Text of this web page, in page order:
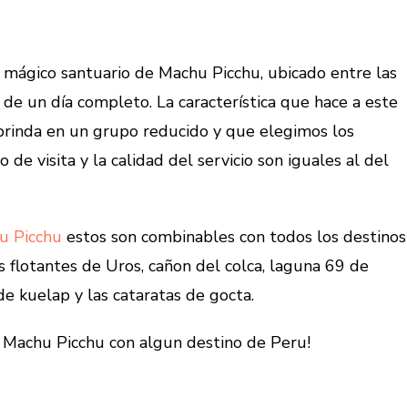
santuario de Machu Picchu, ubicado entre las
un día completo. La característica que hace a este
en un grupo reducido y que elegimos los
de visita y la calidad del servicio son iguales al del
Picchu estos son combinables con todos los destinos
flotantes de Uros, cañon del colca, laguna 69 de
kuelap y las cataratas de gocta.
Picchu con algun destino de Peru!